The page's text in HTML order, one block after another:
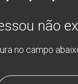
não
no campo